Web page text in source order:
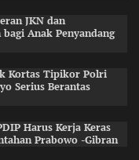
JKN dan
bagi Anak Penyandang
Kortas Tipikor Polri
Serius Berantas
Harus Kerja Keras
Prabowo -Gibran